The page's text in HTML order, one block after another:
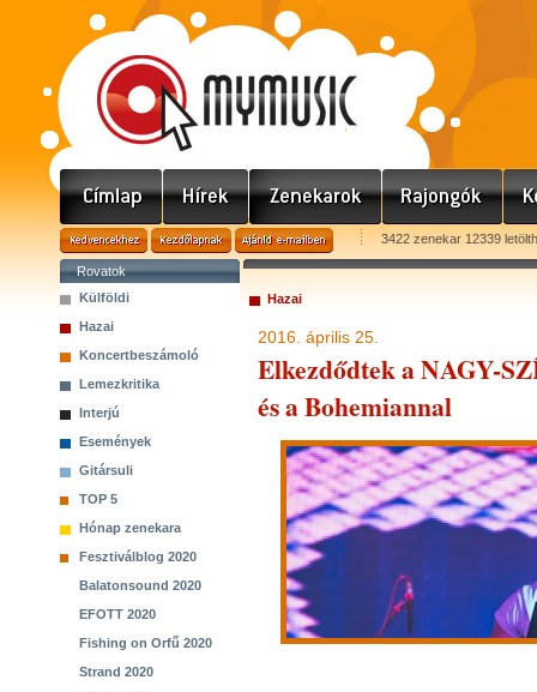
3422 zenekar 12339
Rovatok
Külföldi
Hazai
Koncertbeszámoló
Lemezkritika
Interjú
Események
Gitársuli
TOP 5
Hónap zenekara
Fesztiválblog 2020
Balatonsound 2020
EFOTT 2020
Fishing on Orfű 2020
Strand 2020
Hazai
2016. április 25.
Elkezdődtek a NAGY-
és a Bohemiannal